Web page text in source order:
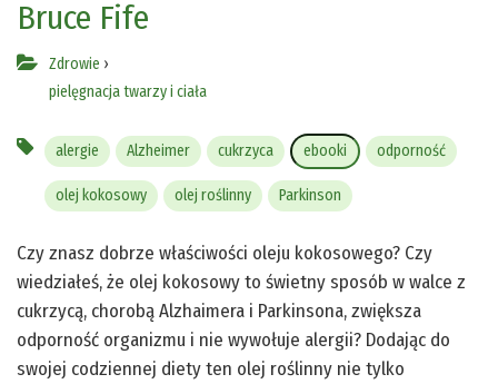
Bruce Fife
Zdrowie ›
pielęgnacja twarzy i ciała
alergie Alzheimer cukrzyca ebooki odporność
olej kokosowy olej roślinny Parkinson
Czy znasz dobrze właściwości oleju kokosowego? Czy
wiedziałeś, że olej kokosowy to świetny sposób w walce z
cukrzycą, chorobą Alzhaimera i Parkinsona, zwiększa
odporność organizmu i nie wywołuje alergii? Dodając do
swojej codziennej diety ten olej roślinny nie tylko